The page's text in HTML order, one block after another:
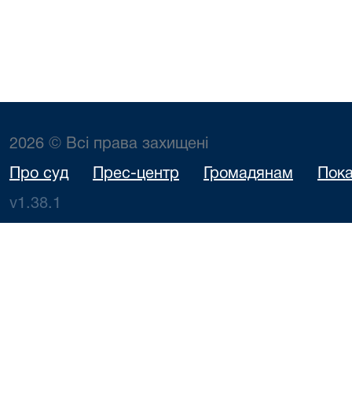
2026 © Всі права захищені
Про суд Прес-центр Громадянам
v1.38.1